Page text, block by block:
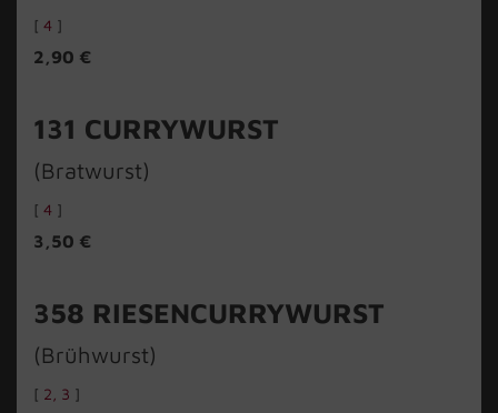
[ 4 ]
2,90 €
131 CURRYWURST
(Bratwurst)
[ 4 ]
3,50 €
358 RIESENCURRYWURST
(Brühwurst)
[ 2 3 ]